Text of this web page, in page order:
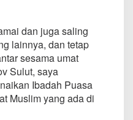
a
n
U
m
a
t
M
u
dan juga saling
lainnya, dan tetap
sesama umat
Sulut, saya
Ibadah Puasa
Muslim yang ada di